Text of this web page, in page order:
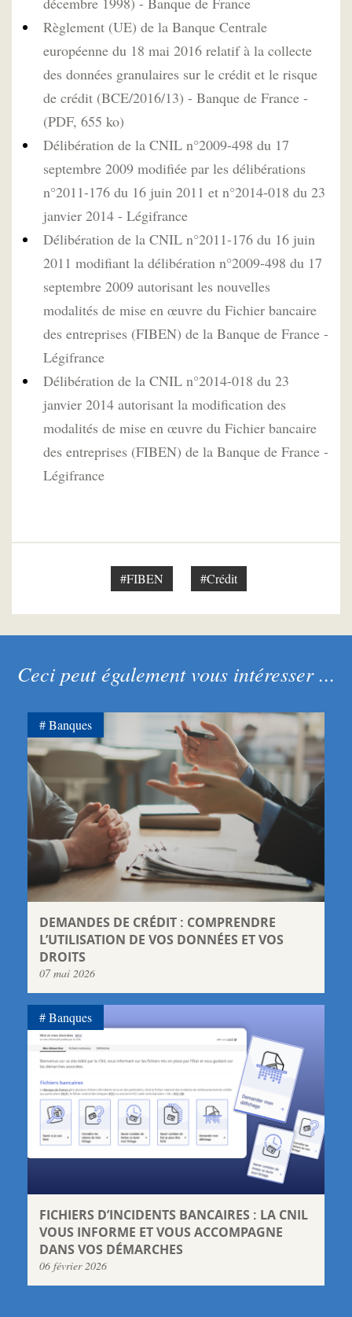
Règlement (UE) de la Banque Centrale
européenne du 18 mai 2016 relatif à la collecte
des données granulaires sur le crédit et le risque
de crédit (BCE/2016/13) - Banque de France -
(PDF, 655 ko)
Délibération de la CNIL n°2009-498 du 17
septembre 2009 modifiée par les délibérations
n°2011-176 du 16 juin 2011 et n°2014-018 du 23
janvier 2014 - Légifrance
Délibération de la CNIL n°2011-176 du 16 juin
2011 modifiant la délibération n°2009-498 du 17
septembre 2009 autorisant les nouvelles
modalités de mise en œuvre du Fichier bancaire
des entreprises (FIBEN) de la Banque de France -
Légifrance
Délibération de la CNIL n°2014-018 du 23
janvier 2014 autorisant la modification des
modalités de mise en œuvre du Fichier bancaire
des entreprises (FIBEN) de la Banque de France -
Légifrance
#FIBEN #Crédit
Ceci peut également vous intéresser ...
DEMANDES DE CRÉDIT : COMPRENDRE
L’UTILISATION DE VOS DONNÉES ET VOS
DROITS
07 mai 2026
Banques
FICHIERS D’INCIDENTS BANCAIRES : LA CNIL
VOUS INFORME ET VOUS ACCOMPAGNE
DANS VOS DÉMARCHES
06 février 2026
Banques